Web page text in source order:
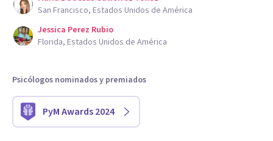
San Francisco, Estados Unidos de América
Jessica Perez Rubio
Florida, Estados Unidos de América
Psicólogos nominados y premiados
PyM Awards 2024